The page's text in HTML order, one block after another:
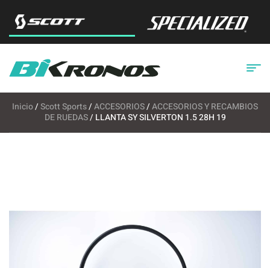
Inicio/Scott Sports/ACCESORIOS/ACCESORIOS Y RECAMBIOS
DE RUEDAS/ LLANTA SY SILVERTON 1.5 28H 19